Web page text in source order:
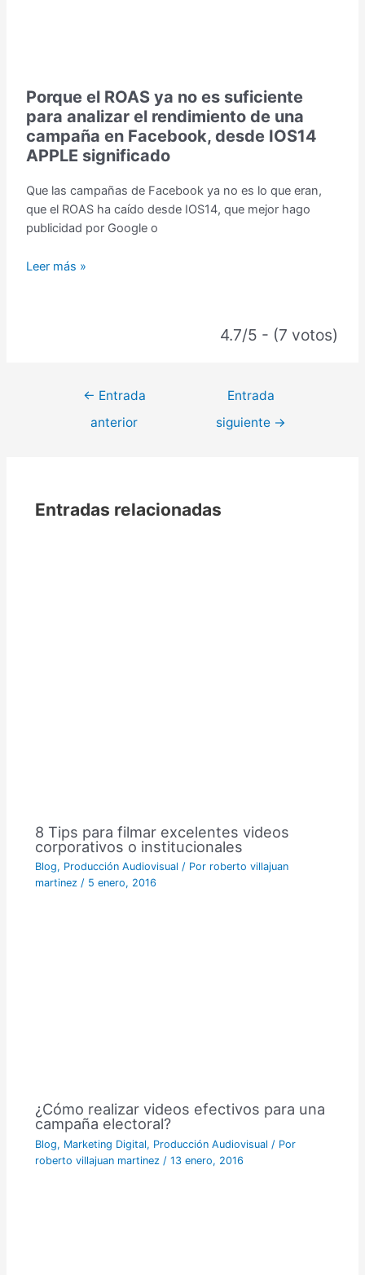
Porque el ROAS ya no es suficiente
para analizar el rendimiento de una
campaña en Facebook, desde IOS14
APPLE significado
Que las campañas de Facebook ya no es lo que eran,
que el ROAS ha caído desde IOS14, que mejor hago
publicidad por Google o
Leer más »
4.7/5 - (7 votos)
← Entrada
anterior
Entrada
siguiente →
Entradas relacionadas
8 Tips para filmar excelentes videos
corporativos o institucionales
Blog, Producción Audiovisual / Por roberto villajuan
martinez / 5 enero, 2016
¿Cómo realizar videos efectivos para una
campaña electoral?
Blog, Marketing Digital, Producción Audiovisual / Por
roberto villajuan martinez / 13 enero, 2016